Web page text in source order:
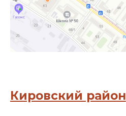
Кировский район